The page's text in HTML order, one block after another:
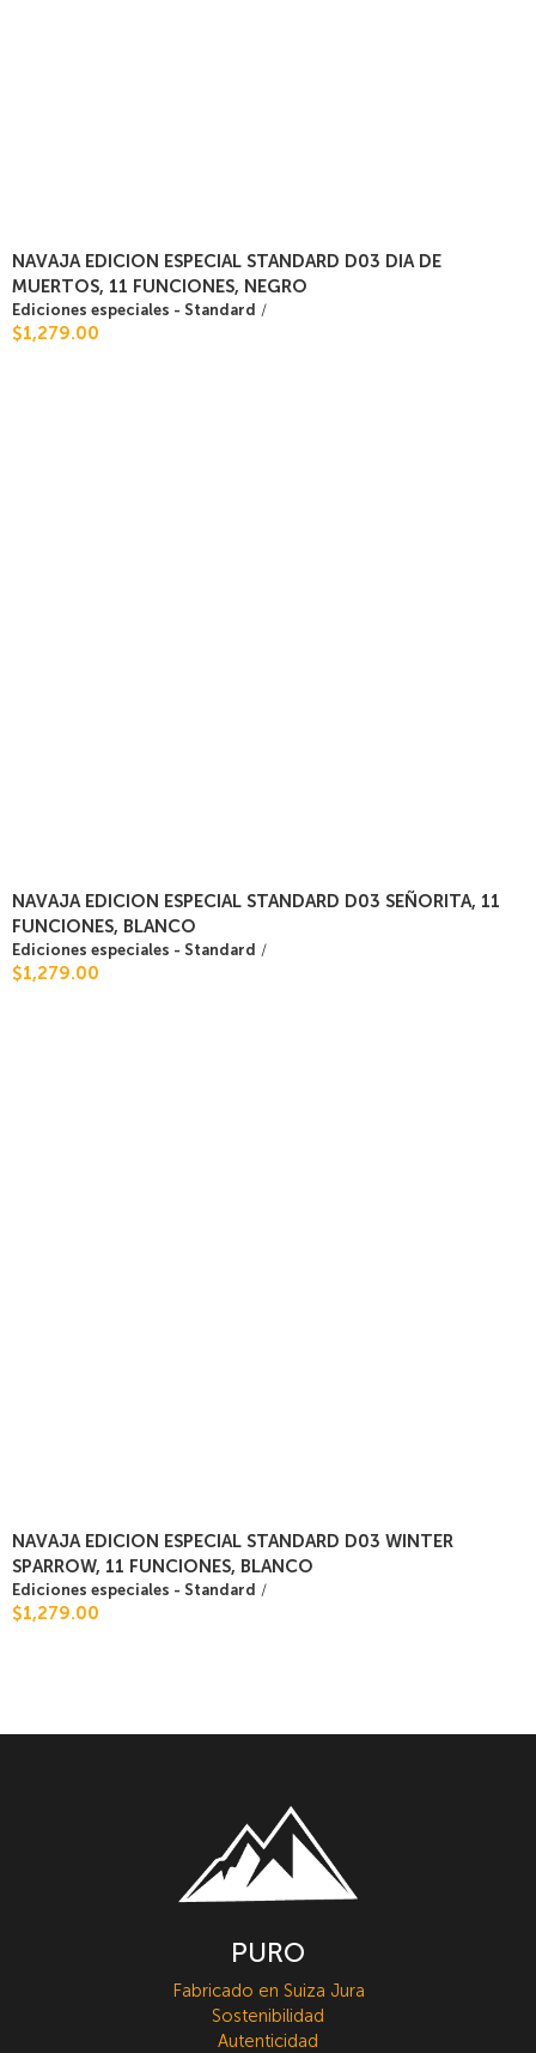
NAVAJA EDICION ESPECIAL STANDARD D03 DIA DE
MUERTOS, 11 FUNCIONES, NEGRO
Ediciones especiales - Standard /
$1,279.00
NAVAJA EDICION ESPECIAL STANDARD D03 SEÑORITA, 11
FUNCIONES, BLANCO
Ediciones especiales - Standard /
$1,279.00
NAVAJA EDICION ESPECIAL STANDARD D03 WINTER
SPARROW, 11 FUNCIONES, BLANCO
Ediciones especiales - Standard /
$1,279.00
PURO
Fabricado en Suiza Jura
Sostenibilidad
Autenticidad